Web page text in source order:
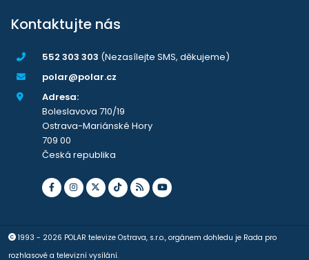
Kontaktujte nás
552 303 303 (Nezasílejte SMS, děkujeme)
polar@polar.cz
Adresa:
Boleslavova 710/19
Ostrava-Mariánské Hory
709 00
Česká republika
1993 - 2026 POLAR televize Ostrava, s.r.o., orgánem dohledu je Rada pro
rozhlasové a televizní vysílání.